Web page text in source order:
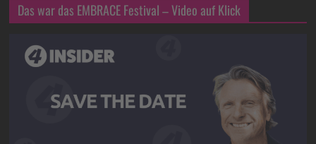
Das war das EMBRACE Festival – Video auf Klick